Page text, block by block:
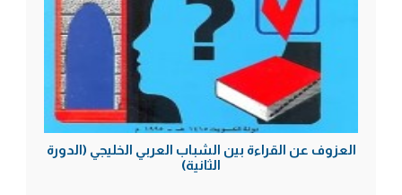
العزوف عن القراءة بين الشباب العربي الخليجي (الدورة
الثانية)